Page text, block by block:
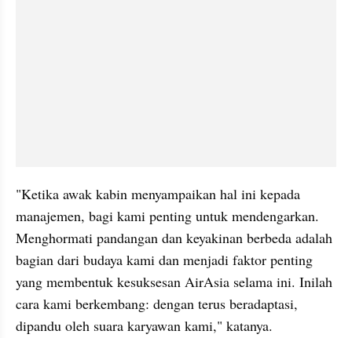
"Ketika awak kabin menyampaikan hal ini kepada
manajemen, bagi kami penting untuk mendengarkan.
Menghormati pandangan dan keyakinan berbeda adalah
bagian dari budaya kami dan menjadi faktor penting
yang membentuk kesuksesan AirAsia selama ini. Inilah
cara kami berkembang: dengan terus beradaptasi,
dipandu oleh suara karyawan kami," katanya.